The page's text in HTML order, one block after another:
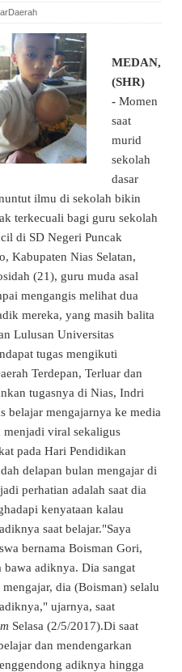
MEDAN,
(SHR)
- Momen
saat
murid
sekolah
dasar
ilmu di sekolah bikin
terkecuali bagi guru sekolah
di SD Negeri Puncak
Kabupaten Nias Selatan,
(21), guru muda asal
mengangis melihat dua
mereka, yang masih balita
Lulusan Universitas
tugas mengikuti
Terdepan, Terluar dan
tugasnya di Nias, Indri
belajar mengajarnya ke media
viral sekaligus
pada Hari Pendidikan
delapan bulan mengajar di
perhatian adalah saat dia
kenyataan kalau
saat belajar."Saya
bernama Boisman Gori,
bawa adiknya. Dia sangat
dia (Boisman) selalu
ujarnya, saat
Selasa (2/5/2017).Di saat
dan mendengarkan
adiknya hingga